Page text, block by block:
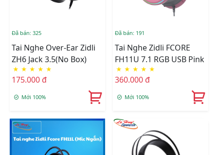
Đã bán: 325
Tai Nghe Over-Ear Zidli
ZH6 Jack 3.5(No Box)
★ ★ ★ ★ ★
175.000 đ
Mới 100%
Đã bán: 191
Tai Nghe Zidli FCORE
FH11U 7.1 RGB USB Pink
★ ★ ★ ★ ★
360.000 đ
Mới 100%